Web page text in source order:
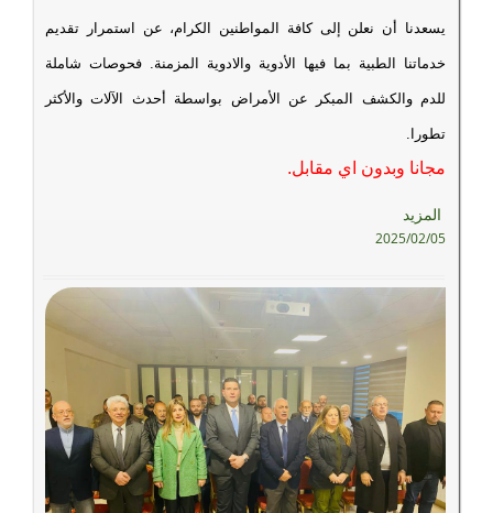
يسعدنا أن نعلن إلى كافة المواطنين الكرام، عن استمرار تقديم
خدماتنا الطبية بما فيها الأدوية والادوية المزمنة. فحوصات شاملة
للدم والكشف المبكر عن الأمراض بواسطة أحدث الآلات والأكثر
تطورا.
مجانا وبدون اي مقابل.
المزيد
2025/02/05